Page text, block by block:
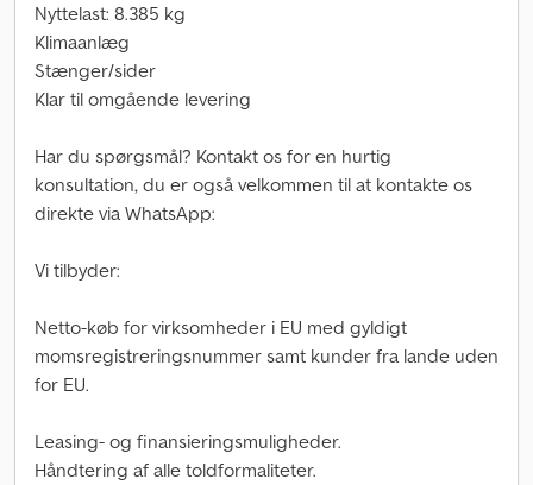
Nyttelast: 8.385 kg
Klimaanlæg
Stænger/sider
Klar til omgående levering
Har du spørgsmål? Kontakt os for en hurtig
konsultation, du er også velkommen til at kontakte os
direkte via WhatsApp:
Vi tilbyder:
Netto-køb for virksomheder i EU med gyldigt
momsregistreringsnummer samt kunder fra lande uden
for EU.
Leasing- og finansieringsmuligheder.
Håndtering af alle toldformaliteter.